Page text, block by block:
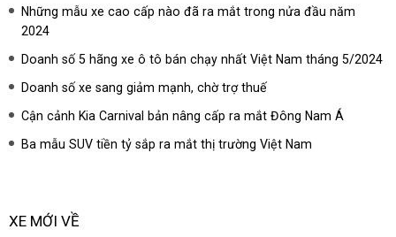
Những mẫu xe cao cấp nào đã ra mắt trong nửa đầu năm
2024
Doanh số 5 hãng xe ô tô bán chạy nhất Việt Nam tháng 5/2024
Doanh số xe sang giảm mạnh, chờ trợ thuế
Cận cảnh Kia Carnival bản nâng cấp ra mắt Đông Nam Á
Ba mẫu SUV tiền tỷ sắp ra mắt thị trường Việt Nam
XE MỚI VỀ